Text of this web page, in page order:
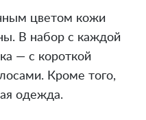
цветом кожи
В набор с каждой
— с короткой
Кроме того,
одежда.